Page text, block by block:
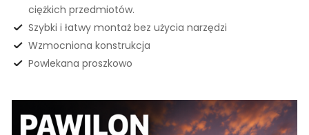
ciężkich przedmiotów.
Szybki i łatwy montaż bez użycia narzędzi
Wzmocniona konstrukcja
Powlekana proszkowo